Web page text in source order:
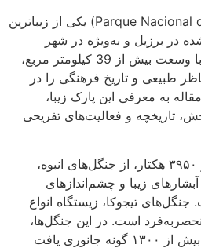
پارک ملی تیجوکا (Parque Nacional da Tijuca) یکی از زیباترین
در برزیل و به‌ویژه در شهر
ریودوژانیرو است. این پارک با وسعت بیش از 39 کیلومتر مربع،
طبیعی و تاریخ فرهنگی را در
به معرفی این پارک زیبا،
تاریخچه و فعالیت‌های تفریحی
این پارک با مساحتی بیش از ۳۹۵۰ هکتار، از جنگل‌های انبوه،
زیبا و چشم‌اندازهای
تیجوکا، زیستگاه انواع
است. در این جنگل‌ها،
بیش از ۳۰۰۰ گونه گیاهی و بیش از ۱۳۰۰ گونه جانوری یافت